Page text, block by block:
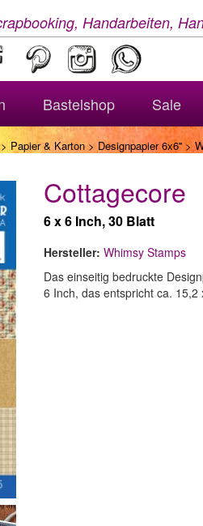
Handarbeiten,
Bastelshop Sale
Papier & Karton> Designpapier 6x6'' >
Cottagecore
6 x 6 Inch, 30 Blatt
Hersteller: Whimsy Stamps
Das einseitig bedruckte
6 Inch, das entspricht ca. 15,2